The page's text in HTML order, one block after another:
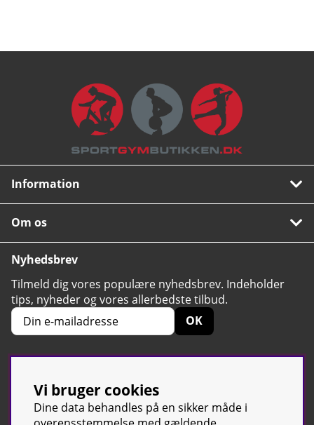
Information
Om os
Nyhedsbrev
Tilmeld dig vores populære nyhedsbrev. Indeholder
tips, nyheder og vores allerbedste tilbud.
OK
4.6 Baseret på 2424 stemmer
Vi bruger cookies
Dine data behandles på en sikker måde i